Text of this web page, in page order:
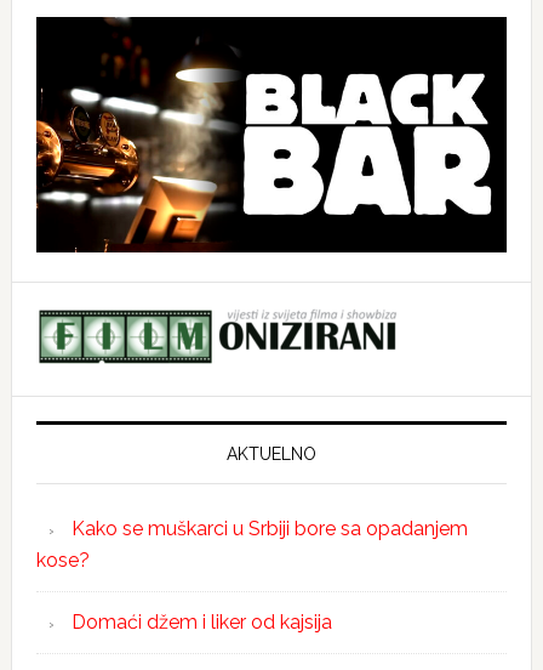
AKTUELNO
Kako se muškarci u Srbiji bore sa opadanjem
kose?
Domaći džem i liker od kajsija